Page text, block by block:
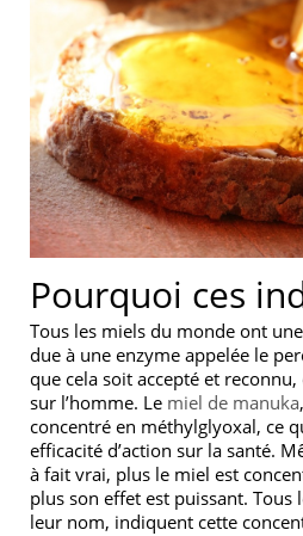
Pourquoi ces
Tous les miels du monde ont
due à une enzyme appelée le
que cela soit accepté et reconnu,
sur l’homme. Le miel de manuka
concentré en méthylglyoxal, ce
efficacité d’action sur la santé.
à fait vrai, plus le miel est
plus son effet est puissant.
leur nom, indiquent cette